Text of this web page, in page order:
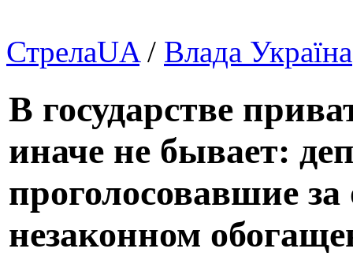
СтрелаUA/ Влада Україна
В государстве
иначе не бывает:
проголосовавшие
незаконном